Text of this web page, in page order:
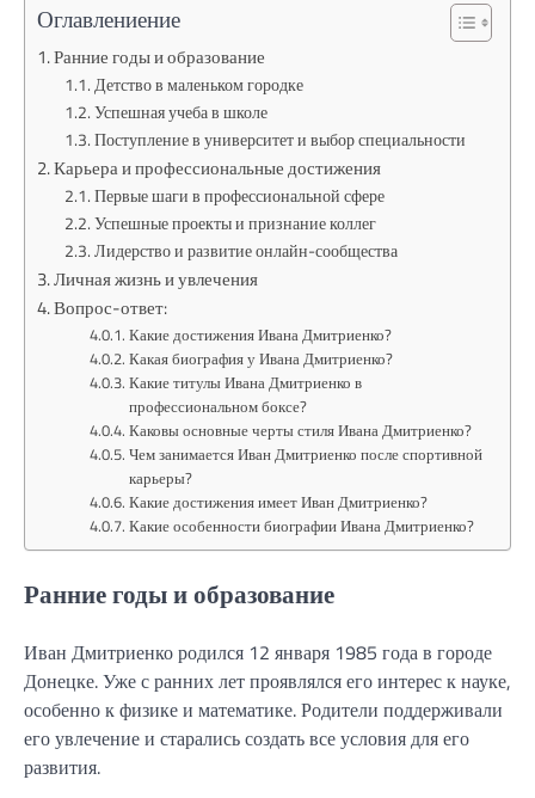
Оглавлениение
Ранние годы и образование
Детство в маленьком городке
Успешная учеба в школе
Поступление в университет и выбор специальности
Карьера и профессиональные достижения
Первые шаги в профессиональной сфере
Успешные проекты и признание коллег
Лидерство и развитие онлайн-сообщества
Личная жизнь и увлечения
Вопрос-ответ:
Какие достижения Ивана Дмитриенко?
Какая биография у Ивана Дмитриенко?
Какие титулы Ивана Дмитриенко в
профессиональном боксе?
Каковы основные черты стиля Ивана Дмитриенко?
Чем занимается Иван Дмитриенко после спортивной
карьеры?
Какие достижения имеет Иван Дмитриенко?
Какие особенности биографии Ивана Дмитриенко?
Ранние годы и образование
Иван Дмитриенко родился 12 января 1985 года в городе
Донецке. Уже с ранних лет проявлялся его интерес к науке,
особенно к физике и математике. Родители поддерживали
его увлечение и старались создать все условия для его
развития.